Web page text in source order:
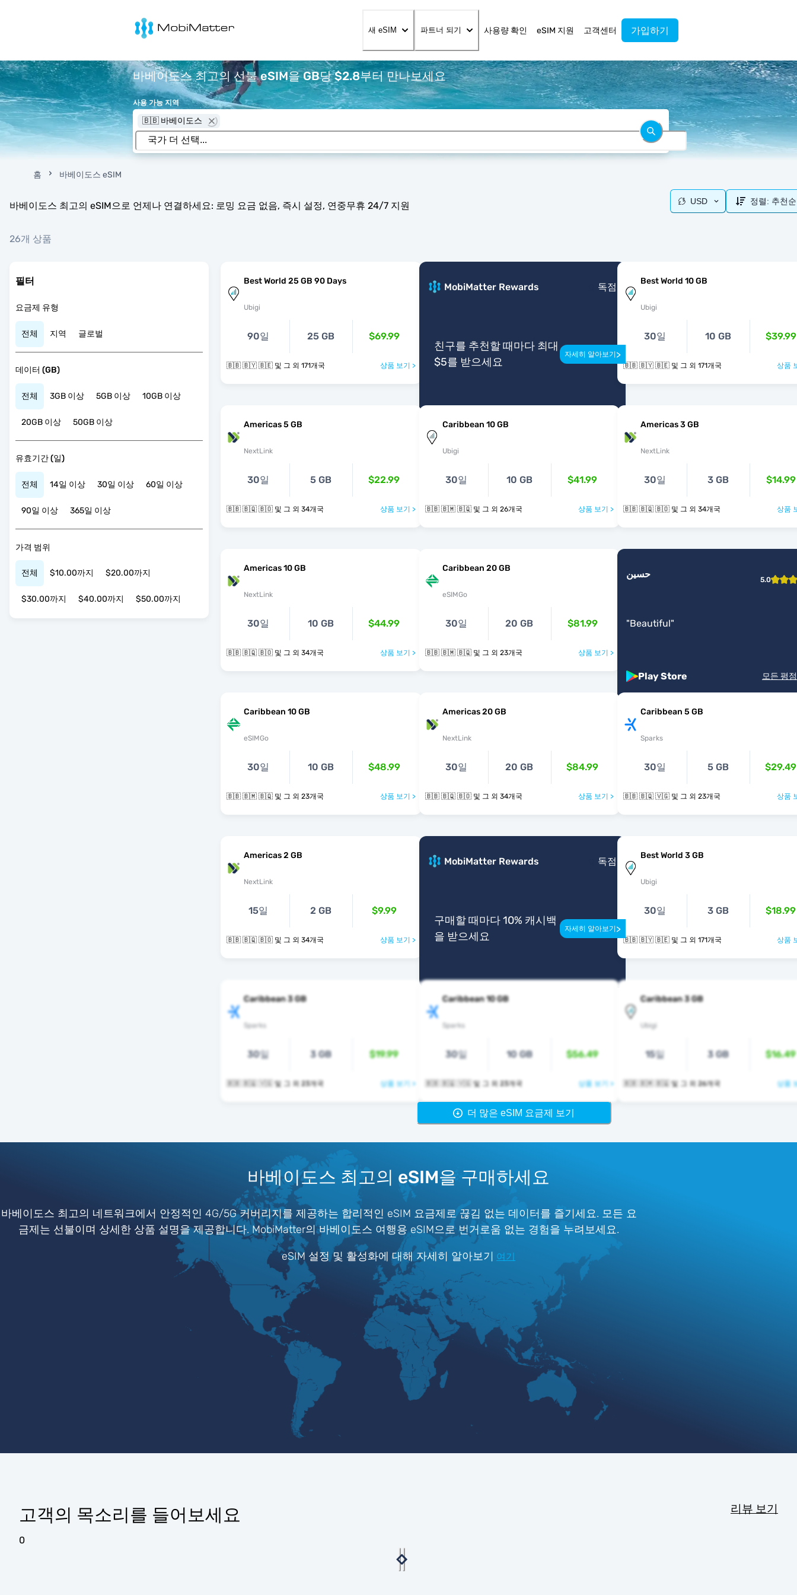
MobiMatter
새 eSIM 파트너 되기 사용량 확인 eSIM 지원 고객센터 가입하기
바베이도스 최고의 선불 eSIM을 GB당 $2.8부터 만나보세요
사용 가능 지역
🇧🇧 바베이도스
홈 바베이도스 eSIM
바베이도스 최고의 eSIM으로 언제나 연결하세요: 로밍 요금 없음, 즉시 설정, 연중무휴 24/7 지원
26개 상품
USD 정렬: 추천순
필터
요금제 유형
전체 지역 글로벌
데이터 (GB)
전체 3GB 이상 5GB 이상 10GB 이상
20GB 이상 50GB 이상
유효기간 (일)
전체 14일 이상 30일 이상 60일 이상
90일 이상 365일 이상
가격 범위
전체 $10.00까지 $20.00까지
$30.00까지 $40.00까지 $50.00까지
Best World 25 GB 90 Days
Ubigi
90일 25 GB $69.99
🇧🇧 🇧🇾 🇧🇪 및 그 외 171개국 상품 보기 >
MobiMatter Rewards 독점
친구를 추천할 때마다 최대
$5를 받으세요
자세히 알아보기 >
Best World 10 GB
Ubigi
30일 10 GB $39.99
🇧🇧 🇧🇾 🇧🇪 및 그 외 171개국 상품
Americas 5 GB
NextLink
30일 5 GB $22.99
🇧🇧 🇧🇶 🇧🇴 및 그 외 34개국 상품 보기 >
Caribbean 10 GB
Ubigi
30일 10 GB $41.99
🇧🇧 🇧🇲 🇧🇶 및 그 외 26개국 상품 보기 >
Americas 3 GB
NextLink
30일 3 GB $14.99
🇧🇧 🇧🇶 🇧🇴 및 그 외 34개국 상품
Americas 10 GB
NextLink
30일 10 GB $44.99
🇧🇧 🇧🇶 🇧🇴 및 그 외 34개국 상품 보기 >
Caribbean 20 GB
eSIMGo
30일 20 GB $81.99
🇧🇧 🇧🇲 🇧🇶 및 그 외 23개국 상품 보기 >
حسين 5.0
"Beautiful"
Play Store 모든 평
Caribbean 10 GB
eSIMGo
30일 10 GB $48.99
🇧🇧 🇧🇲 🇧🇶 및 그 외 23개국 상품 보기 >
Americas 20 GB
NextLink
30일 20 GB $84.99
🇧🇧 🇧🇶 🇧🇴 및 그 외 34개국 상품 보기 >
Caribbean 5 GB
Sparks
30일 5 GB $29.49
🇧🇧 🇧🇶 🇻🇬 및 그 외 23개국 상품
Americas 2 GB
NextLink
15일 2 GB $9.99
🇧🇧 🇧🇶 🇧🇴 및 그 외 34개국 상품 보기 >
MobiMatter Rewards 독점
구매할 때마다 10% 캐시백
을 받으세요
자세히 알아보기 >
Best World 3 GB
Ubigi
30일 3 GB $18.99
🇧🇧 🇧🇾 🇧🇪 및 그 외 171개국 상품
Caribbean 3 GB
Sparks
30일 3 GB $19.99
🇧🇧 🇧🇶 🇻🇬 및 그 외 23개국 상품 보기 >
Caribbean 10 GB
Sparks
30일 10 GB $56.49
🇧🇧 🇧🇶 🇻🇬 및 그 외 23개국 상품 보기 >
Caribbean 3 GB
Ubigi
15일 3 GB $16.49
🇧🇧 🇧🇲 🇧🇶 및 그 외 26개국 상품
더 많은 eSIM 요금제 보기
바베이도스 최고의 eSIM을 구매하세요
바베이도스 최고의 네트워크에서 안정적인 4G/5G 커버리지를 제공하는 합리적인 eSIM 요금제로 끊김 없는 데이터를 즐기세요. 모든 요
금제는 선불이며 상세한 상품 설명을 제공합니다. MobiMatter의 바베이도스 여행용 eSIM으로 번거로움 없는 경험을 누려보세요.
eSIM 설정 및 활성화에 대해 자세히 알아보기 여기
고객의 목소리를 들어보세요 리뷰 보기
0